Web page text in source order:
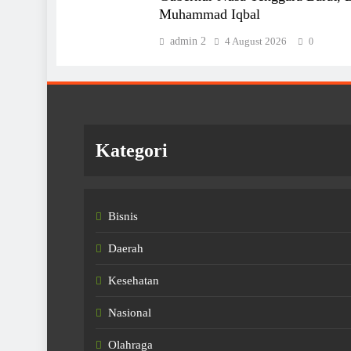
Muhammad Iqbal
admin 2 4 August 2026 0
Kategori
Bisnis
Daerah
Kesehatan
Nasional
Olahraga